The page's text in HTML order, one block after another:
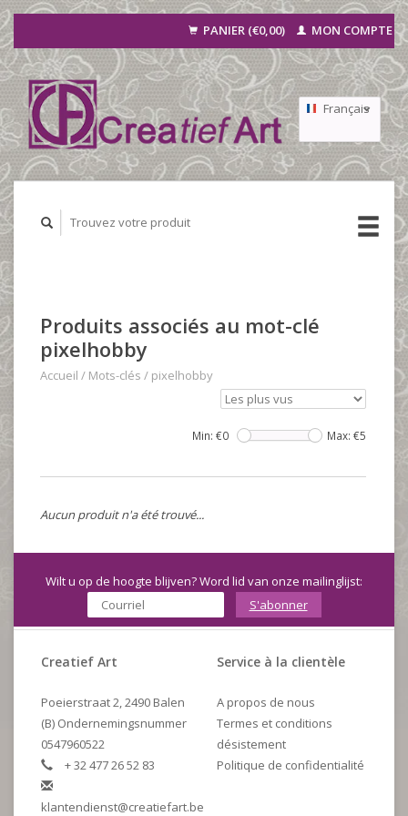
PANIER (€0,00) MON COMPTE
Français
Nederlands
Produits associés au mot-clé
pixelhobby
Accueil / Mots-clés / pixelhobby
Min: €0 Max: €5
Aucun produit n'a été trouvé...
Wilt u op de hoogte blijven? Word lid van onze mailinglijst:
S'abonner
Creatief Art
Poeierstraat 2, 2490 Balen
(B) Ondernemingsnummer
0547960522
+ 32 477 26 52 83
klantendienst@creatiefart.be
Service à la clientèle
A propos de nous
Termes et conditions
désistement
Politique de confidentialité